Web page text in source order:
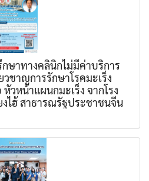
ษาทางคลินิกไม่มีค่าบริการ
ชาญการรักษาโรคมะเร็ง
วหน้าแผนกมะเร็ง จากโรง
ไฮ้ สาธารณรัฐประชาชนจีน